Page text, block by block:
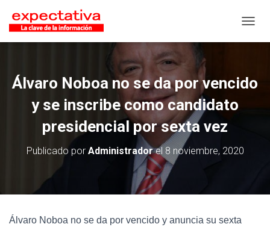
Álvaro Noboa no se da por vencido
y se inscribe como candidato
presidencial por sexta vez
Publicado por Administradorel 8 noviembre, 2020
Álvaro Noboa no se da por vencido y anuncia su sexta